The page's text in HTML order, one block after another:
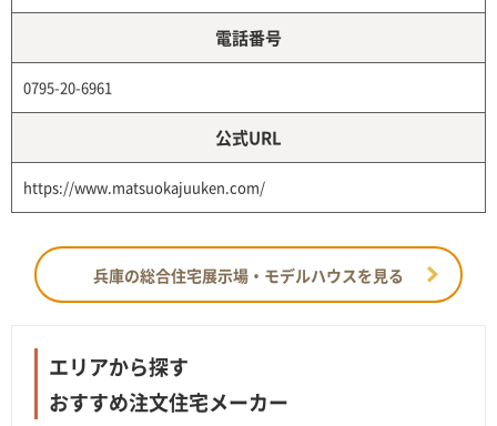
電話番号
0795-20-6961
公式URL
https://www.matsuokajuuken.com/
兵庫の総合住宅展示場・モデルハウスを見る
エリアから探す
おすすめ注文住宅メーカー